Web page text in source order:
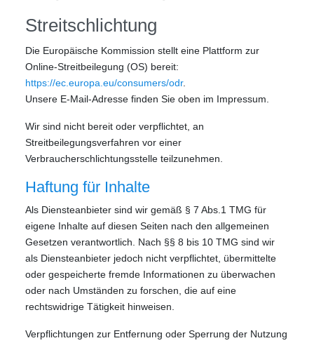
Streitschlichtung
Die Europäische Kommission stellt eine Plattform zur
Online-Streitbeilegung (OS) bereit:
https://ec.europa.eu/consumers/odr.
Unsere E-Mail-Adresse finden Sie oben im Impressum.
Wir sind nicht bereit oder verpflichtet, an
Streitbeilegungsverfahren vor einer
Verbraucherschlichtungsstelle teilzunehmen.
Haftung für Inhalte
Als Diensteanbieter sind wir gemäß § 7 Abs.1 TMG für
eigene Inhalte auf diesen Seiten nach den allgemeinen
Gesetzen verantwortlich. Nach §§ 8 bis 10 TMG sind wir
als Diensteanbieter jedoch nicht verpflichtet, übermittelte
oder gespeicherte fremde Informationen zu überwachen
oder nach Umständen zu forschen, die auf eine
rechtswidrige Tätigkeit hinweisen.
Verpflichtungen zur Entfernung oder Sperrung der Nutzung